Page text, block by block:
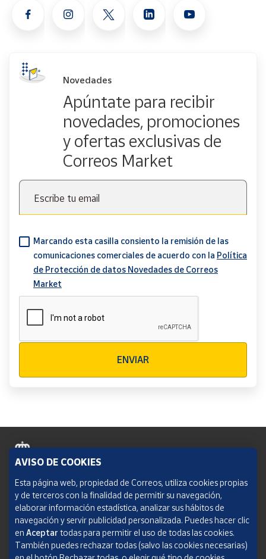
Novedades
Apúntate para recibir
novedades, promociones
y ofertas exclusivas de
Correos Market
Escribe tu email
Marcando esta casilla consiento la remisión de las
comunicaciones comerciales de acuerdo con la Política
de Protección de datos Novedades de Correos
Market
ENVIAR
Política de cookies
Aviso legal
Condiciones del servicio
Política de Privacidad Web
AVISO DE COOKIES
Esta página web, propiedad de Correos, utiliza cookies propias
y de terceros con la finalidad de permitir su navegación,
elaborar información estadística, analizar sus hábitos de
navegación y servir publicidad personalizada. Puedes hacer clic
en Aceptar todas para permitir el uso de todas las cookies.
También puedes rechazar todas (salvo las cookies necesarias)